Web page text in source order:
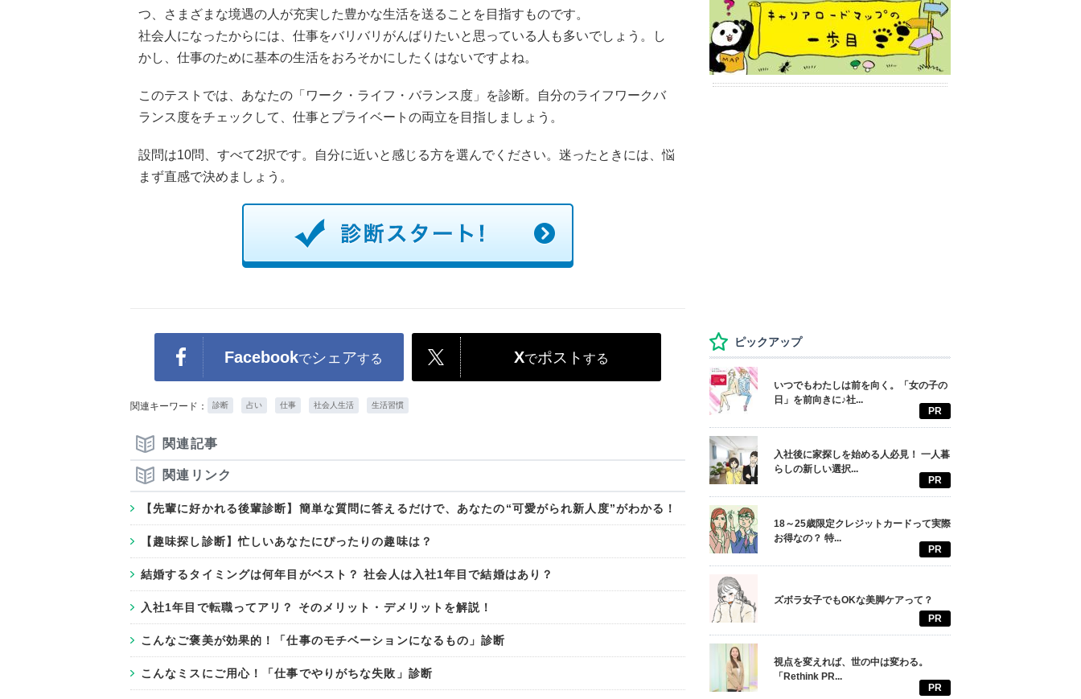
つ、さまざまな境遇の人が充実した豊かな生活を送ることを目指すものです。
社会人になったからには、仕事をバリバリがんばりたいと思っている人も多いでしょう。し
かし、仕事のために基本の生活をおろそかにしたくはないですよね。
このテストでは、あなたの「ワーク・ライフ・バランス度」を診断。自分のライフワークバ
ランス度をチェックして、仕事とプライベートの両立を目指しましょう。
設問は10問、すべて2択です。自分に近いと感じる方を選んでください。迷ったときには、悩
まず直感で決めましょう。
Facebookでシェアする Xでポスト する
関連キーワード： 診断 占い 仕事 社会人生活 生活習慣
関連記事
関連リンク
【先輩に好かれる後輩診断】簡単な質問に答えるだけで、あなたの“可愛がられ新人度”がわかる！
【趣味探し診断】忙しいあなたにぴったりの趣味は？
結婚するタイミングは何年目がベスト？ 社会人は入社1年目で結婚はあり？
入社1年目で転職ってアリ？ そのメリット・デメリットを解説！
こんなご褒美が効果的！「仕事のモチベーションになるもの」診断
こんなミスにご用心！「仕事でやりがちな失敗」診断
ピックアップ
いつでもわたしは前を向く。「女の子の
日」を前向きに♪社...
PR
入社後に家探しを始める人必見！ 一人暮
らしの新しい選択...
PR
18～25歳限定クレジットカードって実際
お得なの？ 特...
PR
ズボラ女子でもOKな美脚ケアって？
PR
視点を変えれば、世の中は変わる。
「Rethink PR...
PR